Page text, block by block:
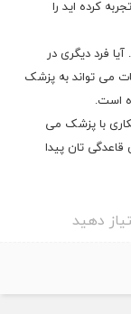
کرده اید را
فرد دیگری در
می تواند به پزشک
است.
با پزشک می
تان پیدا
دهید